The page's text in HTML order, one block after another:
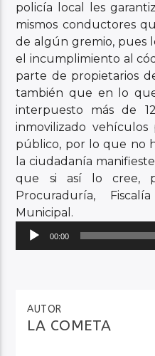
policía local les
mismos conductores
de algún gremio, pues
el incumplimiento al
parte de propietarios
también que en lo
interpuesto más de
inmovilizado
público, por lo que no
la ciudadanía
que si así lo cree,
Procuraduría,
Municipal.
Reproductor
00:00
AUTOR
LA COMETA